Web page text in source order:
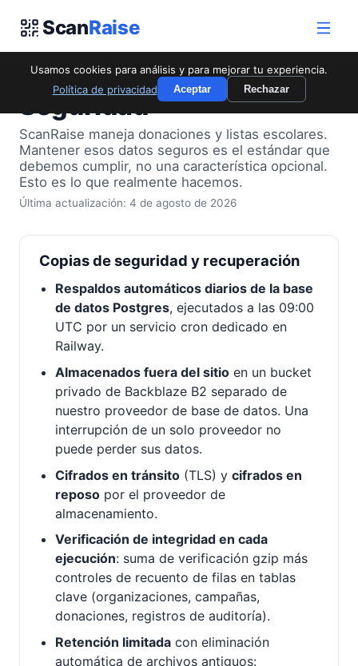
ScanRaise
Usamos cookies para análisis y para mejorar tu experiencia.
Política de privacidad
Aceptar Rechazar
Seguridad
ScanRaise maneja donaciones y listas escolares.
Mantener esos datos seguros es el estándar que
debemos cumplir, no una característica opcional.
Esto es lo que realmente hacemos.
Última actualización: 4 de agosto de 2026
Copias de seguridad y recuperación
Respaldos automáticos diarios de la base
de datos Postgres, ejecutados a las 09:00
UTC por un servicio cron dedicado en
Railway.
Almacenados fuera del sitio en un bucket
privado de Backblaze B2 separado de
nuestro proveedor de base de datos. Una
interrupción de un solo proveedor no
puede perder sus datos.
Cifrados en tránsito (TLS) y cifrados en
reposo por el proveedor de
almacenamiento.
Verificación de integridad en cada
ejecución: suma de verificación gzip más
controles de recuento de filas en tablas
clave (organizaciones, campañas,
donaciones, registros de auditoría).
Retención limitada con eliminación
automática de archivos antiguos: